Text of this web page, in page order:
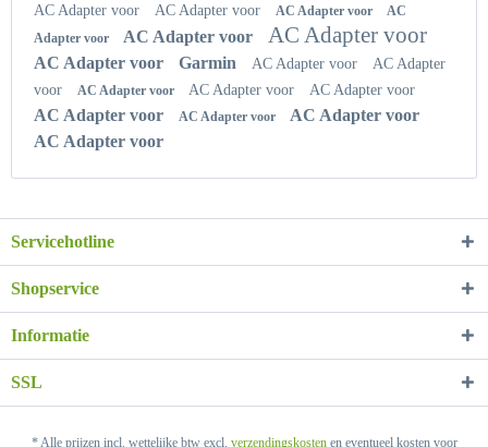
AC Adapter voor
AC Adapter voor AC Adapter voor
AC
Adapter voor
AC Adapter voor AC Adapter voor
AC Adapter voor Garmin AC Adapter voor
AC Adapter
voor
AC Adapter voor AC Adapter voor AC Adapter voor
AC Adapter voor AC Adapter voor
AC Adapter voor
AC Adapter voor
Servicehotline
Shopservice
Informatie
SSL
* Alle prijzen incl. wettelijke btw excl. verzendingskostenen eventueel kosten voor